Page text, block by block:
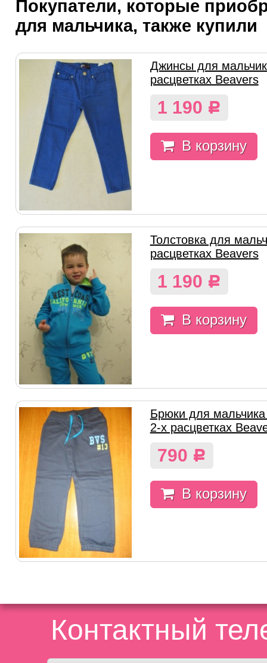
Покупатели, которые
для мальчика, также купили
Джинсы для
расцветках Beavers
1 190 Р
В корзину
Толстовка для
расцветках Beavers
1 190 Р
В корзину
Брюки для
2-х расцветках
790 Р
В корзину
Контактный